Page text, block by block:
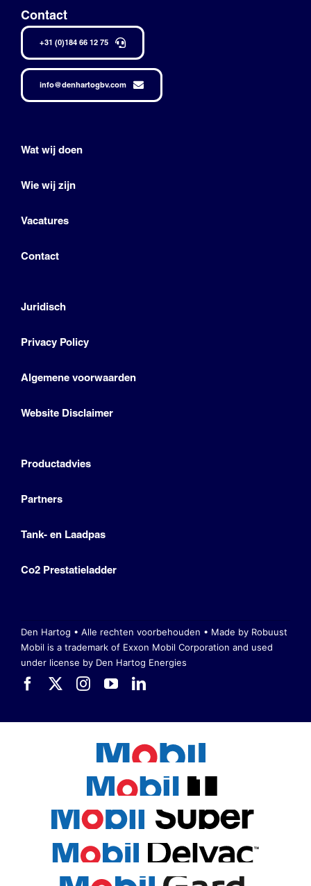
Contact
+31 (0)184 66 12 75
info@denhartogbv.com
Wat wij doen
Wie wij zijn
Vacatures
Contact
Juridisch
Privacy Policy
Algemene voorwaarden
Website Disclaimer
Productadvies
Partners
Tank- en Laadpas
Co2 Prestatieladder
Den Hartog • Alle rechten voorbehouden • Made by Robuust
Mobil is a trademark of Exxon Mobil Corporation and used
under license by Den Hartog Energies